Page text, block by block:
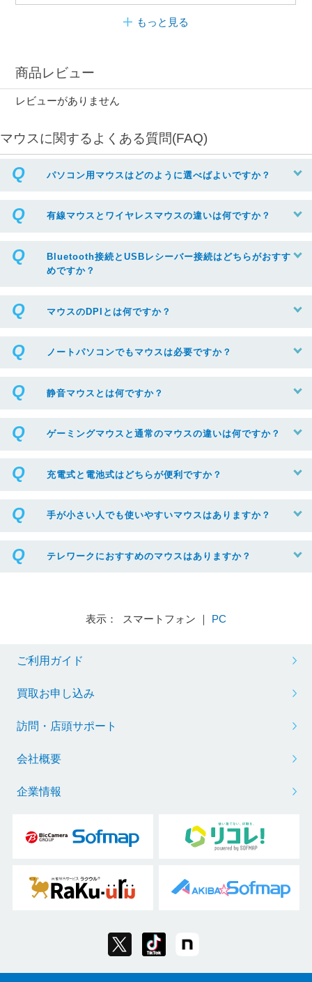
もっと見る
商品レビュー
レビューがありません
マウスに関するよくある質問(FAQ)
パソコン用マウスはどのように選べばよいですか？
有線マウスとワイヤレスマウスの違いは何ですか？
Bluetooth接続とUSBレシーバー接続はどちらがおすす
めですか？
マウスのDPIとは何ですか？
ノートパソコンでもマウスは必要ですか？
静音マウスとは何ですか？
ゲーミングマウスと通常のマウスの違いは何ですか？
充電式と電池式はどちらが便利ですか？
手が小さい人でも使いやすいマウスはありますか？
テレワークにおすすめのマウスはありますか？
表示： スマートフォン ｜ PC
ご利用ガイド
買取お申し込み
訪問・店頭サポート
会社概要
企業情報